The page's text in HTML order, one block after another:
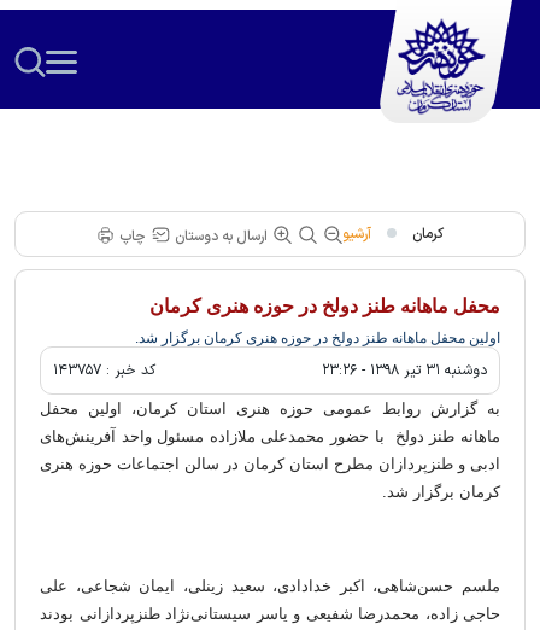
کرمان آرشیو ارسال به دوستان چاپ
محفل ماهانه طنز دولخ در حوزه هنری کرمان
اولین محفل ماهانه طنز دولخ در حوزه هنری کرمان برگزار شد.
دوشنبه ۳۱ تير ۱۳۹۸ - ۲۳:۲۶ کد خبر :
به گزارش روابط عمومی حوزه هنری استان کرمان، اولین محفل
ماهانه طنز دولخ با حضور محمدعلی ملازاده مسئول واحد آفرینش‌های
ادبی و طنزپردازان مطرح استان کرمان در سالن اجتماعات حوزه هنری
کرمان برگزار شد.
ملسم حسن‌شاهی، اکبر خدادادی، سعید زینلی، ایمان شجاعی، علی
حاجی زاده، محمدرضا شفیعی و یاسر سیستانی‌نژاد طنزپردازانی بودند